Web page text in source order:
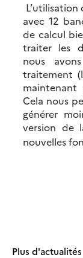
avec 12
de calcul
traiter les
nous
traitement
Cela nous
générer
version de
nouvelles
Plus d'actualités